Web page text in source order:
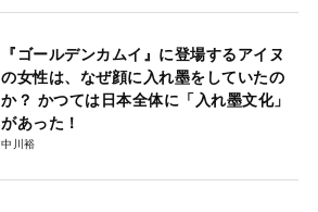
『ゴールデンカムイ』に登場するアイヌ
の女性は、なぜ顔に入れ墨をしていたの
か？ かつては日本全体に「入れ墨文化」
があった！
中川裕